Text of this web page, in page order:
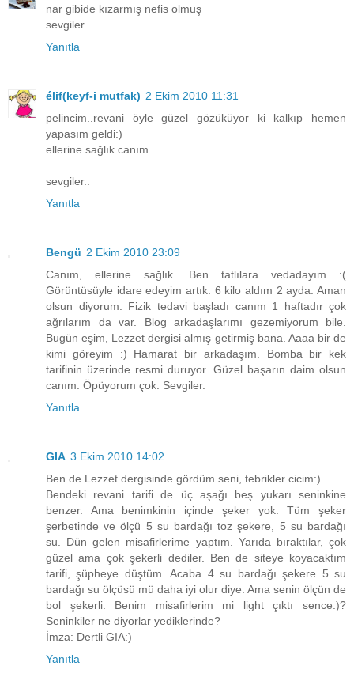
nar gibide kızarmış nefis olmuş
sevgiler..
Yanıtla
élif(keyf-i mutfak) 2 Ekim 2010 11:31
pelincim..revani öyle güzel gözüküyor ki kalkıp hemen
yapasım geldi:)
ellerine sağlık canım..
sevgiler..
Yanıtla
Bengü 2 Ekim 2010 23:09
Canım, ellerine sağlık. Ben tatlılara vedadayım :(
Görüntüsüyle idare edeyim artık. 6 kilo aldım 2 ayda. Aman
olsun diyorum. Fizik tedavi başladı canım 1 haftadır çok
ağrılarım da var. Blog arkadaşlarımı gezemiyorum bile.
Bugün eşim, Lezzet dergisi almış getirmiş bana. Aaaa bir de
kimi göreyim :) Hamarat bir arkadaşım. Bomba bir kek
tarifinin üzerinde resmi duruyor. Güzel başarın daim olsun
canım. Öpüyorum çok. Sevgiler.
Yanıtla
GIA 3 Ekim 2010 14:02
Ben de Lezzet dergisinde gördüm seni, tebrikler cicim:)
Bendeki revani tarifi de üç aşağı beş yukarı seninkine
benzer. Ama benimkinin içinde şeker yok. Tüm şeker
şerbetinde ve ölçü 5 su bardağı toz şekere, 5 su bardağı
su. Dün gelen misafirlerime yaptım. Yarıda bıraktılar, çok
güzel ama çok şekerli dediler. Ben de siteye koyacaktım
tarifi, şüpheye düştüm. Acaba 4 su bardağı şekere 5 su
bardağı su ölçüsü mü daha iyi olur diye. Ama senin ölçün de
bol şekerli. Benim misafirlerim mi light çıktı sence:)?
Seninkiler ne diyorlar yediklerinde?
İmza: Dertli GIA:)
Yanıtla